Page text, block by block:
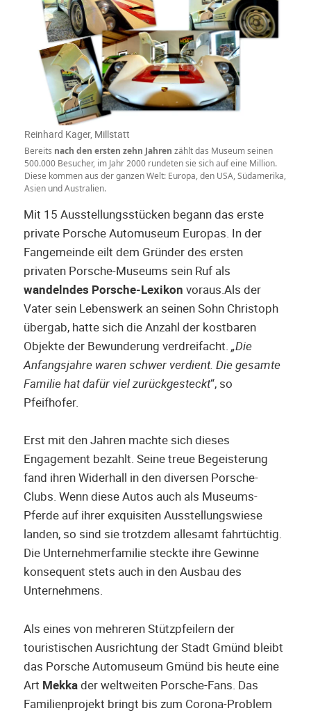
Reinhard Kager, Millstatt
Bereits nach den ersten zehn Jahren zählt das Museum seinen
500.000 Besucher, im Jahr 2000 rundeten sie sich auf eine Million.
Diese kommen aus der ganzen Welt: Europa, den USA, Südamerika,
Asien und Australien.
Mit 15 Ausstellungsstücken begann das erste
private Porsche Automuseum Europas. In der
Fangemeinde eilt dem Gründer des ersten
privaten Porsche-Museums sein Ruf als
wandelndes Porsche-Lexikonvoraus.Als der
Vater sein Lebenswerk an seinen Sohn Christoph
übergab, hatte sich die Anzahl der kostbaren
Objekte der Bewunderung verdreifacht.„Die
Anfangsjahre waren schwer verdient. Die gesamte
Familie hat dafür viel zurückgesteckt“, so
Pfeifhofer.
Erst mit den Jahren machte sich dieses
Engagement bezahlt. Seine treue Begeisterung
fand ihren Widerhall in den diversen Porsche-
Clubs. Wenn diese Autos auch als Museums-
Pferde auf ihrer exquisiten Ausstellungswiese
landen, so sind sie trotzdem allesamt fahrtüchtig.
Die Unternehmerfamilie steckte ihre Gewinne
konsequent stets auch in den Ausbau des
Unternehmens.
Als eines von mehreren Stützpfeilern der
touristischen Ausrichtung der Stadt Gmünd bleibt
das Porsche Automuseum Gmünd bis heute eine
Art Mekkader weltweiten Porsche-Fans. Das
Familienprojekt bringt bis zum Corona-Problem